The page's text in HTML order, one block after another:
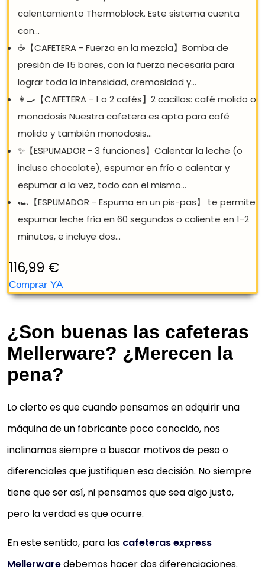
MIXY! + GRILL HOTTY! | BATIDORA:
BLENDER 1300W PROCESADOR DE
ALIMENTOS PROFESIONAL 2...
Thermoblock】Koffy! cuenta con un sistema de
calentamiento Thermoblock. Este sistema cuenta
con...
presión de 15 bares, con la fuerza necesaria para
lograr toda la intensidad, cremosidad y...
👩‍🍳【CAFETERA - 1 o 2 cafés】2 cacillos: café
monodosis Nuestra cafetera es apta para café
✨【ESPUMADOR - 3 funciones】Calentar la leche (o
incluso chocolate), espumar en frío o calentar y
espumar a la vez, todo con el mismo...
¿Son buenas las cafeteras
Mellerware? ¿Merecen la
pena?
Lo cierto es que cuando pensamos en adquirir una
máquina de un fabricante poco conocido, nos
inclinamos siempre a buscar motivos de peso o
diferenciales que justifiquen esa decisión. No siempre
tiene que ser así, ni pensamos que sea algo justo,
pero la verdad es que ocurre.
En este sentido, para las cafeteras express
Mellerwaredebemos hacer dos diferenciaciones.